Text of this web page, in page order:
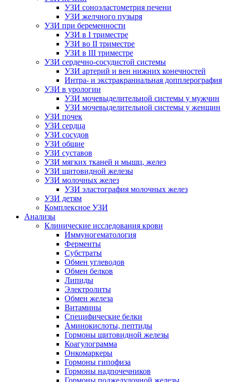
УЗИ соноэластометрия печени
УЗИ желчного пузыря
УЗИ при беременности
УЗИ в I триместре
УЗИ во II триместре
УЗИ в III триместре
УЗИ сердечно-сосудистой системы
УЗИ артерий и вен нижних конечностей
Интра- и экстракраниальная допплерография
УЗИ в урологии
УЗИ мочевыделительной системы у мужчин
УЗИ мочевыделительной системы у женщин
УЗИ почек
УЗИ сердца
УЗИ сосудов
УЗИ общие
УЗИ суставов
УЗИ мягких тканей и мышц, желез
УЗИ щитовидной железы
УЗИ молочных желез
УЗИ эластография молочных желез
УЗИ детям
Комплексное УЗИ
Анализы
Клинические исследования крови
Иммуногематология
Ферменты
Субстраты
Обмен углеводов
Обмен белков
Липиды
Электролиты
Обмен железа
Витамины
Специфические белки
Аминокислоты, пептиды
Гормоны щитовидной железы
Коагулограмма
Онкомаркеры
Гормоны гипофиза
Гормоны надпочечников